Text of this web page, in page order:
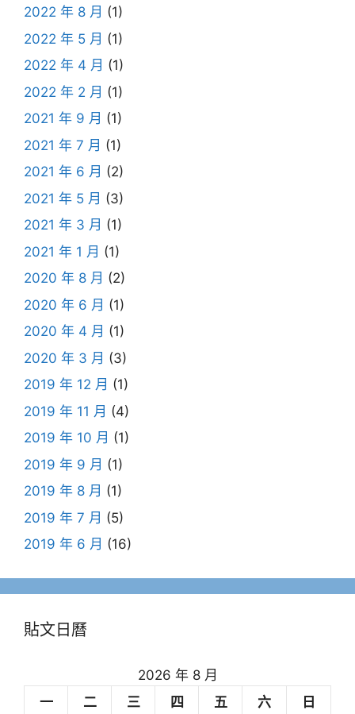
2022 年 8 月 (1)
2022 年 5 月 (1)
2022 年 4 月 (1)
2022 年 2 月 (1)
2021 年 9 月 (1)
2021 年 7 月 (1)
2021 年 6 月 (2)
2021 年 5 月 (3)
2021 年 3 月 (1)
2021 年 1 月 (1)
2020 年 8 月 (2)
2020 年 6 月 (1)
2020 年 4 月 (1)
2020 年 3 月 (3)
2019 年 12 月 (1)
2019 年 11 月 (4)
2019 年 10 月 (1)
2019 年 9 月 (1)
2019 年 8 月 (1)
2019 年 7 月 (5)
2019 年 6 月 (16)
貼文日曆
2026 年 8 月
一
二 三 四 五 六 日